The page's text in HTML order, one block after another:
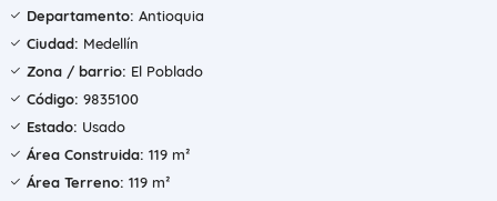
Departamento: Antioquia
Ciudad: Medellín
Zona / barrio: El Poblado
Código: 9835100
Estado: Usado
Área Construida: 119 m²
Área Terreno: 119 m²